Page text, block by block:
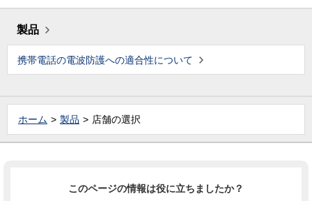
製品
携帯電話の電波防護への適合性について
ホーム 製品 店舗の選択
このページの情報は役に立ちましたか？